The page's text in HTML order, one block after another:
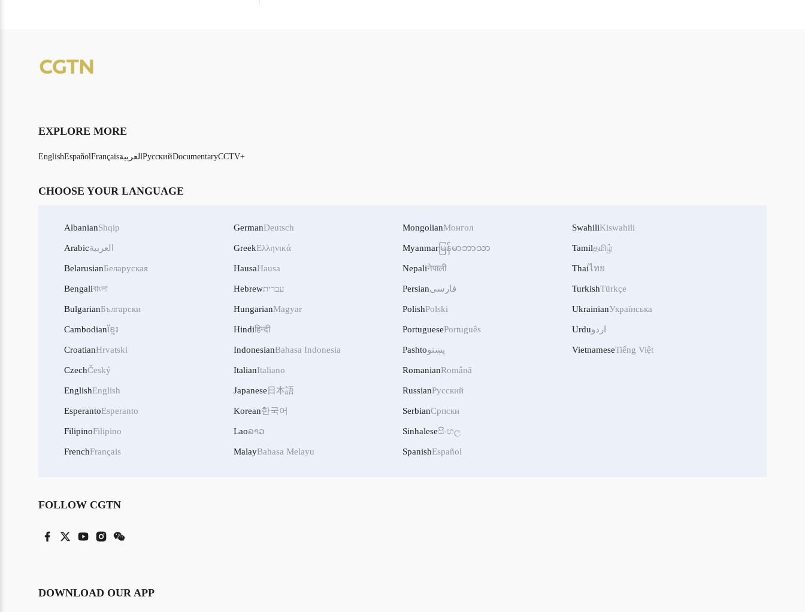
EXPLORE MORE
EnglishEspañolFrançaisالعربية РусскийDocumentaryCCTV+
CHOOSE YOUR LANGUAGE
AlbanianShqip
Arabicالعربية
BelarusianБеларуская
Bengaliবাংলা
BulgarianБългарски
Cambodianខ្មែរ
CroatianHrvatski
CzechČeský
EnglishEnglish
EsperantoEsperanto
FilipinoFilipino
FrenchFrançais
GermanDeutsch
GreekΕλληνικά
HausaHausa
Hebrewעברית
HungarianMagyar
Hindiहिन्दी
IndonesianBahasa Indonesia
ItalianItaliano
Japanese 日本語
Korean한국어
Laoລາວ
MalayBahasa Melayu
MongolianМонгол
Myanmar မြန်မာဘာသာ
Nepaliनेपाली
Persianفارسی
PolishPolski
PortuguesePortuguês
Pashtoپښتو
RomanianRomână
RussianРусский
SerbianСрпски
Sinhaleseසිංහල
SpanishEspañol
SwahiliKiswahili
Tamilதமிழ்
Thaiไทย
TurkishTürkçe
UkrainianУкраїнська
Urduاردو
VietnameseTiếng Việt
FOLLOW CGTN
DOWNLOAD OUR APP